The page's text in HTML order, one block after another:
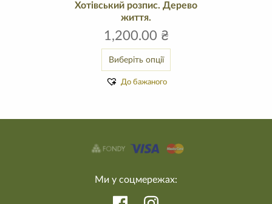
Хотівський розпис. Дерево
життя.
1,200.00 ₴
Виберіть опції
До бажаного
Ми у соцмережах: